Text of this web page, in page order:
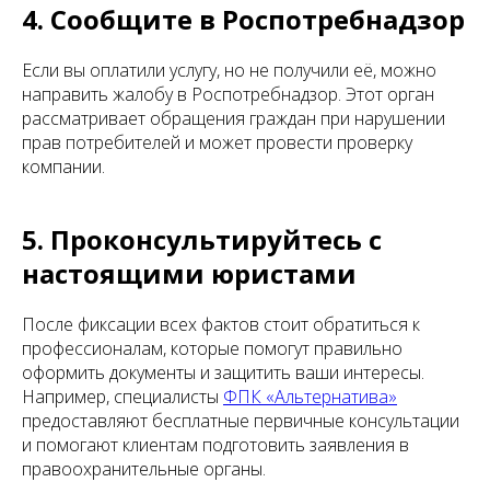
4. Сообщите в Роспотребнадзор
Если вы оплатили услугу, но не получили её, можно
направить жалобу в Роспотребнадзор. Этот орган
рассматривает обращения граждан при нарушении
прав потребителей и может провести проверку
компании.
5. Проконсультируйтесь с
настоящими юристами
После фиксации всех фактов стоит обратиться к
профессионалам, которые помогут правильно
оформить документы и защитить ваши интересы.
Например, специалисты ФПК «Альтернатива»
предоставляют бесплатные первичные консультации
и помогают клиентам подготовить заявления в
правоохранительные органы.